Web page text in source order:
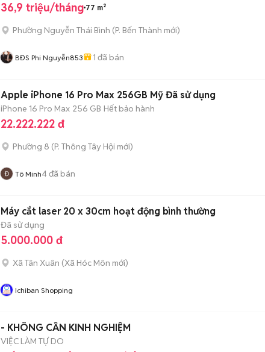
36,9 triệu/tháng 77 m²
Phường Nguyễn Thái Bình (P. Bến Thành mới)
BĐS Phi Nguyễn853 1 đã bán
Apple iPhone 16 Pro Max 256GB Mỹ Đã sử dụng
iPhone 16 Pro Max 256 GB Hết bảo hành
22.222.222 đ
Phường 8 (P. Thông Tây Hội mới)
Tô Minh4đã bán
Máy cắt laser 20 x 30cm hoạt động bình thường
Đã sử dụng
5.000.000 đ
Xã Tân Xuân (Xã Hóc Môn mới)
Ichiban Shopping
- KHÔNG CẦN KINH NGHIỆM
VIỆC LÀM TỰ DO